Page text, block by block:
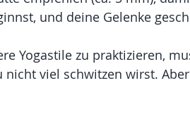
und deine Gelenke
Yogastile zu praktizieren,
viel schwitzen wirst.